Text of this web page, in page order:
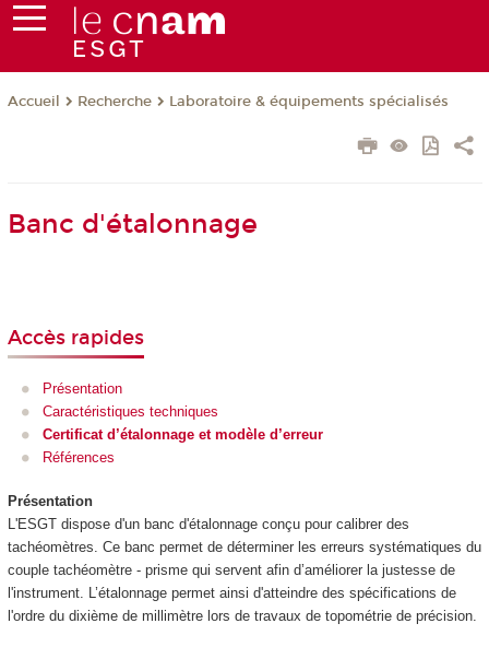
Accueil Recherche Laboratoire & équipements spécialisés
Banc d'étalonnage
Accès rapides
Présentation
Caractéristiques techniques
Certificat d’étalonnage et modèle d’erreur
Références
Présentation
L'ESGT dispose d'un banc d'étalonnage conçu pour calibrer des
tachéomètres. Ce banc permet de déterminer les erreurs systématiques du
couple tachéomètre - prisme qui servent afin d’améliorer la justesse de
l'instrument. L’étalonnage permet ainsi d'atteindre des spécifications de
l'ordre du dixième de millimètre lors de travaux de topométrie de précision.